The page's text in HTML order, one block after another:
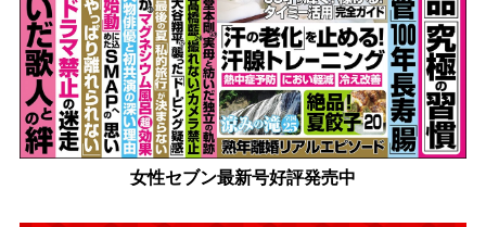
女性セブン最新号好評発売中